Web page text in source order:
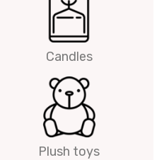
Candles
Plush toys